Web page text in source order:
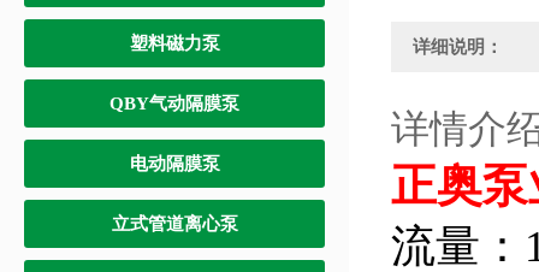
塑料磁力泵
QBY气动隔膜泵
电动隔膜泵
立式管道离心泵
详细说明：
详情介
正奥泵
流量：